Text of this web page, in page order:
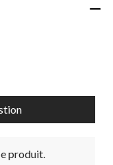
produit.